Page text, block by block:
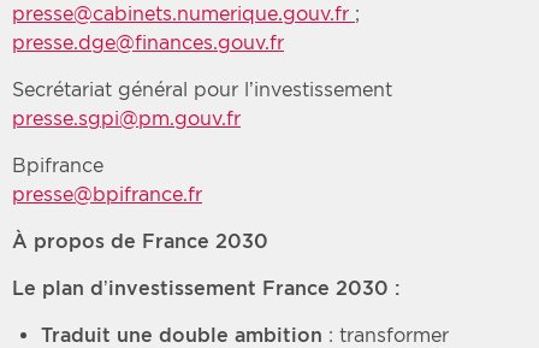
presse@cabinets.numerique.gouv.fr ;
presse.dge@finances.gouv.fr
Secrétariat général pour l’investissement
presse.sgpi@pm.gouv.fr
Bpifrance
presse@bpifrance.fr
À propos de France 2030
Le plan d’investissement France 2030 :
Traduit une double ambition : transformer